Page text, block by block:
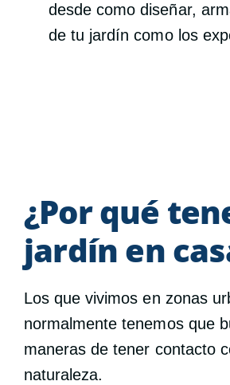
desde como diseñar,
de tu jardín como los
¿Por qué
jardín en
Los que vivimos en zonas
normalmente tenemos que
maneras de tener contacto
naturaleza.